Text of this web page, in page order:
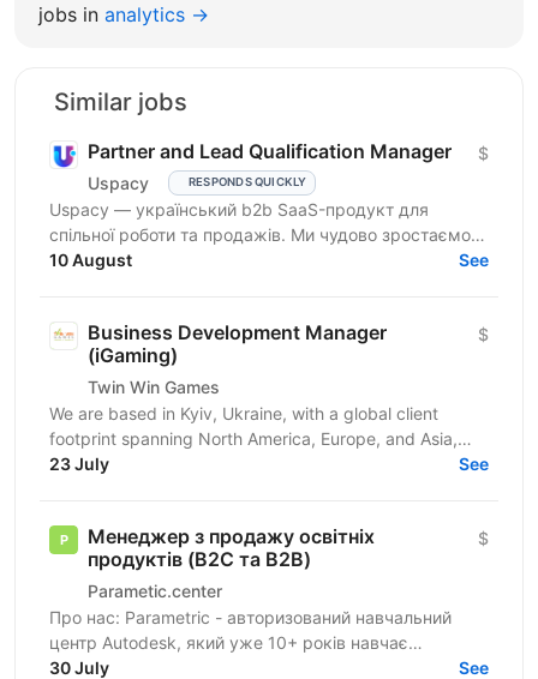
jobs in analytics →
Similar jobs
Partner and Lead Qualification Manager
Uspacy RESPONDS QUICKLY
$
Uspacy — український b2b SaaS-продукт для
спільної роботи та продажів. Ми чудово зростаємо в
Україні, але прагнемо такої ж динаміки на
10 August See
Business Development Manager
(iGaming)
Twin Win Games
$
We are based in Kyiv, Ukraine, with a global client
footprint spanning North America, Europe, and Asia,
Twin Win Games LLC is a professional development...
23 July See
Менеджер з продажу освітніх
продуктів (B2C та B2B)
Parametic.center
$
Про нас: Parametric - авторизований навчальний
центр Autodesk, який уже 10+ років навчає
архітекторів, інженерів і проєктантів працювати в
30 July See